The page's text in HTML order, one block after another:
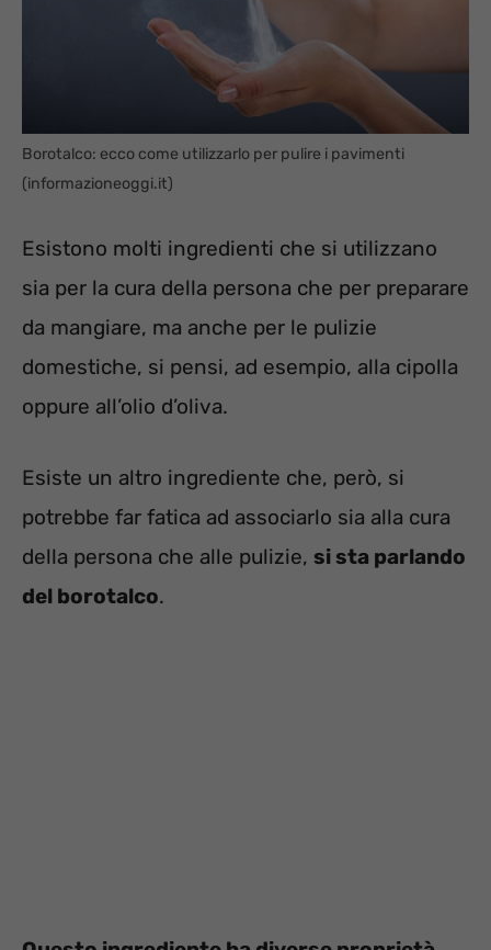
Borotalco: ecco come utilizzarlo per pulire i pavimenti
(informazioneoggi.it)
Esistono molti ingredienti che si utilizzano
sia per la cura della persona che per preparare
da mangiare, ma anche per le pulizie
domestiche, si pensi, ad esempio, alla cipolla
oppure all’olio d’oliva.
Esiste un altro ingrediente che, però, si
potrebbe far fatica ad associarlo sia alla cura
della persona che alle pulizie, si sta parlando
del borotalco.